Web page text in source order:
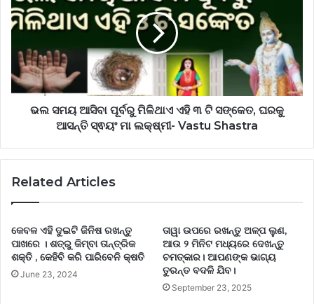
ଭଲ ସମୟ ଆସିବା ପୂର୍ବରୁ ମିଳିଥାଏ ଏହି ୩ ଟି ସଙ୍କେତ, ଘରକୁ
ଆସନ୍ତି ସ୍ଵୟଂ ମା ଲକ୍ଷ୍ମୀ- Vastu Shastra
Related Articles
କେବଳ ଏହି ଦୁଇଟି ଜିନିଷ ରଖନ୍ତୁ
ପାଖରେ । ଶତ୍ରୁ କିମ୍ବା ତାନ୍ତ୍ରିକ
ଶକ୍ତି , କେହିବି କରି ପାରିବେନି କ୍ଷତି
June 23, 2024
ତାୱା ଉପରେ ରଖନ୍ତୁ ଅଳ୍ପ ଲୁଣ,
ଆଉ ୨ ମିନିଟ ମଧ୍ୟରେ ଦେଖନ୍ତୁ
ଚମତ୍କାର। ଆପଣଙ୍କ ଭାଗ୍ୟ
ତୁରନ୍ତ ବଦଳି ଯିବ।
September 23, 2025